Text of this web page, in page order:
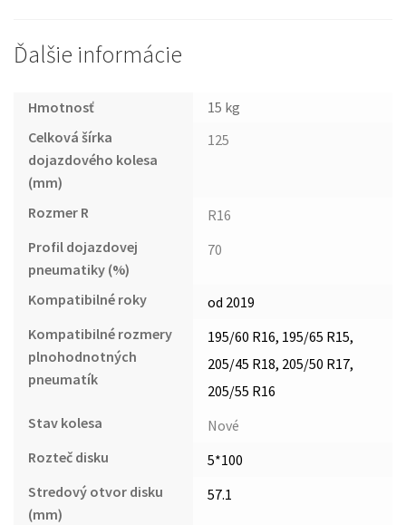
Ďalšie informácie
Hmotnosť
15 kg
Celková šírka
dojazdového kolesa
(mm)
125
Rozmer R
R16
Profil dojazdovej
pneumatiky (%)
70
Kompatibilné roky
od 2019
Kompatibilné rozmery
plnohodnotných
pneumatík
195/60 R16, 195/65 R15,
205/45 R18, 205/50 R17,
205/55 R16
Stav kolesa
Nové
Rozteč disku
5*100
Stredový otvor disku
(mm)
57.1